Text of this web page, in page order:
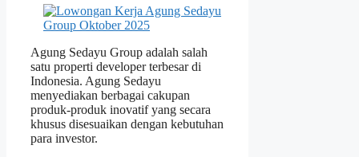
Agung Sedayu Group adalah salah
satu properti developer terbesar di
Indonesia. Agung Sedayu
menyediakan berbagai cakupan
produk-produk inovatif yang secara
khusus disesuaikan dengan kebutuhan
para investor.